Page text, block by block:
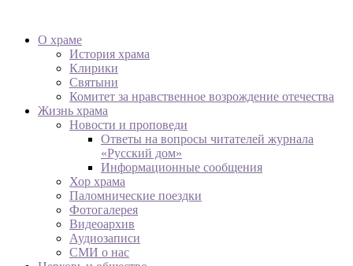
О храме
История храма
Клирики
Святыни
Комитет за нравственное возрождение отечества
Жизнь храма
Новости и проповеди
Ответы на вопросы читателей журнала
«Русский дом»
Информационные сообщения
Хор храма
Паломнические поездки
Фотогалерея
Видеоархив
Аудиозаписи
СМИ о нас